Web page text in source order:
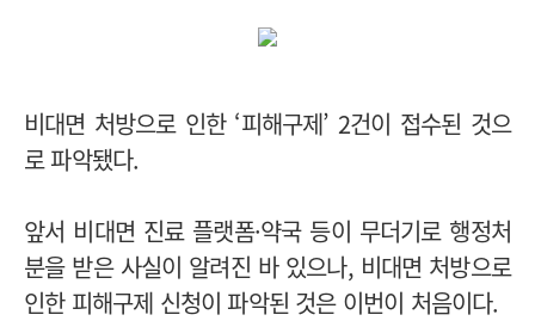
비대면 처방으로 인한 ‘피해구제’ 2건이 접수된 것으
로 파악됐다.
앞서 비대면 진료 플랫폼·약국 등이 무더기로 행정처
분을 받은 사실이 알려진 바 있으나, 비대면 처방으로
인한 피해구제 신청이 파악된 것은 이번이 처음이다.